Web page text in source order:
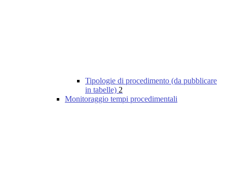
Tipologie di procedimento (da pubblicare
in tabelle) 2
Monitoraggio tempi procedimentali